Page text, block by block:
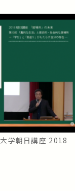
学朝日講座 2018